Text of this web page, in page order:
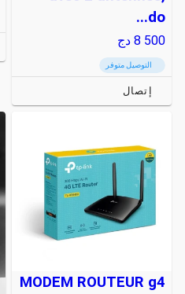
do...
8 500 دج
التوصيل متوفر
إتصال
MODEM ROUTEUR g4